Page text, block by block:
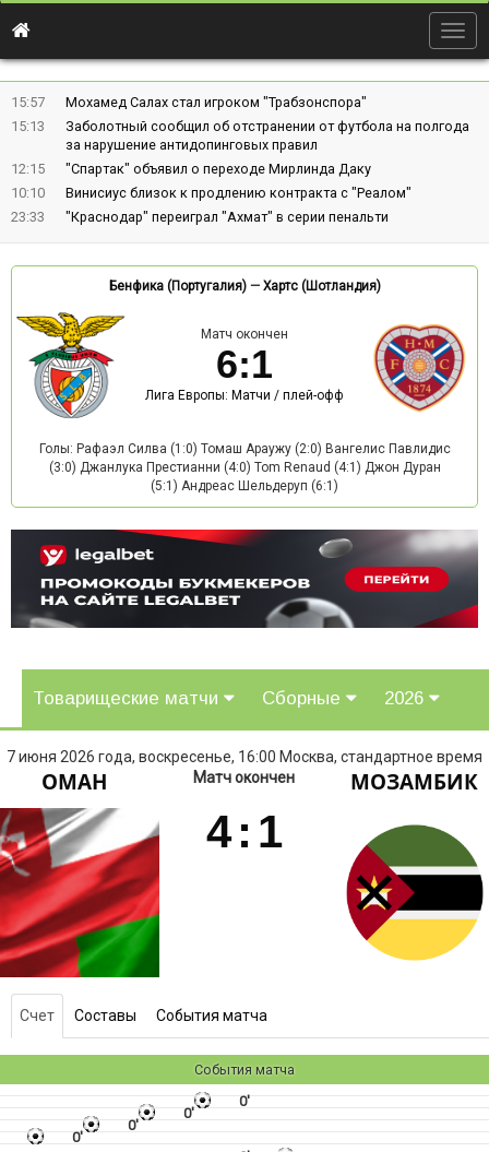
15:57
Мохамед Салах стал игроком "Трабзонспора"
15:13
Заболотный сообщил об отстранении от футбола на полгода
за нарушение антидопинговых правил
12:15
"Спартак" объявил о переходе Мирлинда Даку
10:10
Винисиус близок к продлению контракта с "Реалом"
23:33
"Краснодар" переиграл "Ахмат" в серии пенальти
Бенфика (Португалия)— Хартс (Шотландия)
Матч окончен
6:1
Лига Европы: Матчи / плей-офф
Голы: Рафаэл Силва (1:0) Томаш Араужу (2:0) Вангелис Павлидис
(3:0) Джанлука Престианни (4:0) Tom Renaud (4:1) Джон Дуран
(5:1) Андреас Шельдеруп (6:1)
Товарищеские матчи Сборные 2026
7 июня 2026 года, воскресенье, 16:00 Москва, стандартное время
ОМАН Матч окончен
4: 1
МОЗАМБИК
Счет Составы События матча
События матча
0'
0'
0'
0'